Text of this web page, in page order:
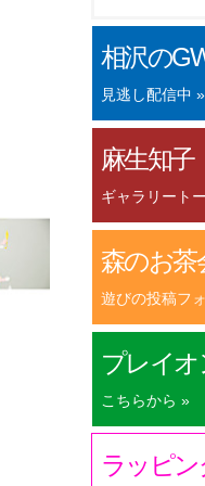
相沢の
見逃し配信中 »
麻生知子
ギャラリート
森のお茶
遊びの投稿フ
プレイオ
こちらから »
ラッピン